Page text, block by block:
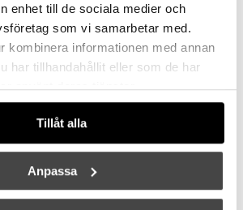
enhet till de sociala medier och
som vi samarbetar med.
kombinera informationen med annan
har tillhandahållit eller som de har
använt deras tjänster.
Tillåt alla
Anpassa
kärleken man kan ha till en lampa.
förlänga. I vår verkstad kan vi fixa
förnyar din gamla kristallkrona,
förändra utseendet på din
byta ut sladden till en